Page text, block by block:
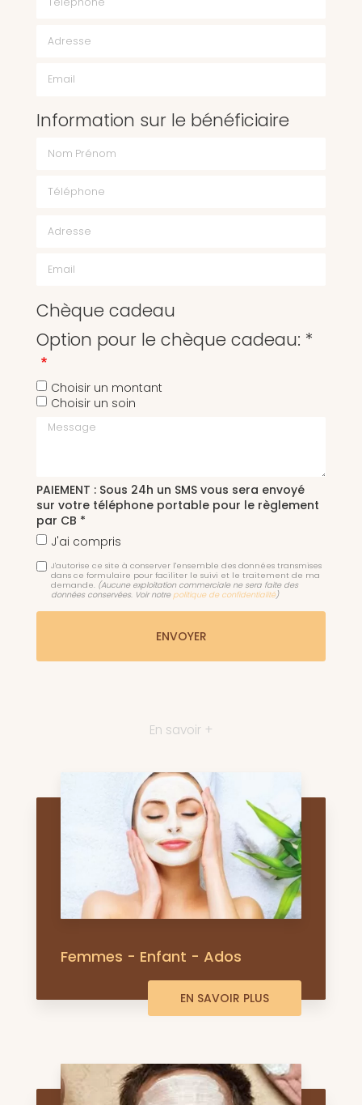
Information sur le bénéficiaire
Chèque cadeau
Option pour le chèque cadeau: *
Choisir un montant
Choisir un soin
Message
PAIEMENT : Sous 24h un SMS vous sera envoyé
sur votre téléphone portable pour le règlement
par CB *
J'ai compris
J'autorise ce site à conserver l'ensemble des données transmises
dans ce formulaire pour faciliter le suivi et le traitement de ma
demande. (Aucune exploitation commerciale ne sera faite des
données conservées. Voir notre politique de confidentialité)
En savoir +
Femmes - Enfant - Ados
EN SAVOIR PLUS